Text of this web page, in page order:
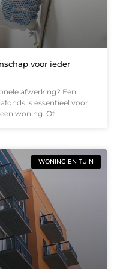
voor ieder
afwerking? Een
is essentieel voor
woning. Of
WONING EN TUIN